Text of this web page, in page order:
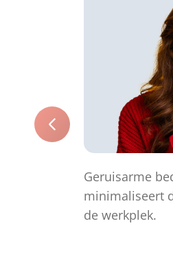
Geruisarme
minimaliseert
de werkplek.